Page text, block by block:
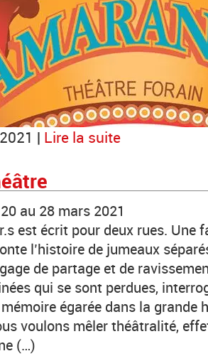
| Lire la suite
au 28 mars 2021
est écrit pour deux rues. Une
l’histoire de jumeaux
de partage et de
qui se sont perdues,
égarée dans la grande
voulons mêler théâtralité,
(…)